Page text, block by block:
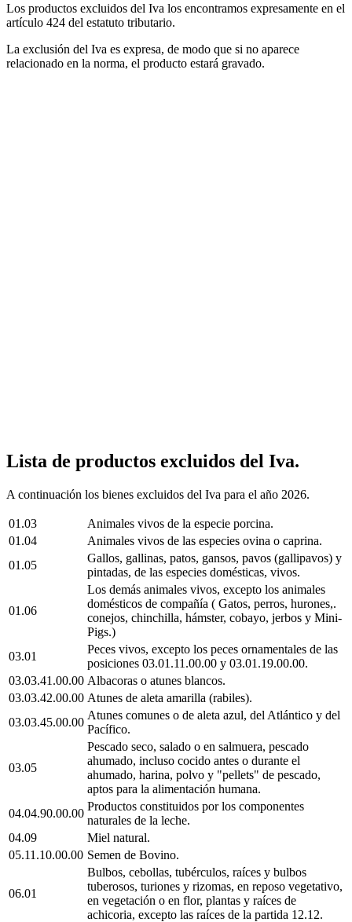
Los productos excluidos del Iva los encontramos expresamente en el
artículo 424 del estatuto tributario.
La exclusión del Iva es expresa, de modo que si no aparece
relacionado en la norma, el producto estará gravado.
Lista de productos excluidos del Iva.
A continuación los bienes excluidos del Iva para el año 2026.
01.03
Animales vivos de la especie porcina.
01.04
Animales vivos de las especies ovina o caprina.
01.05
Gallos, gallinas, patos, gansos, pavos (gallipavos) y
pintadas, de las especies domésticas, vivos.
01.06
Los demás animales vivos, excepto los animales
domésticos de compañía ( Gatos, perros, hurones,.
conejos, chinchilla, hámster, cobayo, jerbos y Mini-
Pigs.)
03.01
Peces vivos, excepto los peces ornamentales de las
posiciones 03.01.11.00.00 y 03.01.19.00.00.
03.03.41.00.00 Albacoras o atunes blancos.
03.03.42.00.00 Atunes de aleta amarilla (rabiles).
03.03.45.00.00
Atunes comunes o de aleta azul, del Atlántico y del
Pacífico.
03.05
Pescado seco, salado o en salmuera, pescado
ahumado, incluso cocido antes o durante el
ahumado, harina, polvo y "pellets" de pescado,
aptos para la alimentación humana.
04.04.90.00.00
Productos constituidos por los componentes
naturales de la leche.
04.09
Miel natural.
05.11.10.00.00 Semen de Bovino.
06.01
Bulbos, cebollas, tubérculos, raíces y bulbos
tuberosos, turiones y rizomas, en reposo vegetativo,
en vegetación o en flor, plantas y raíces de
achicoria, excepto las raíces de la partida 12.12.